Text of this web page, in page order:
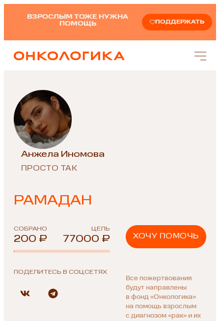
ВЗРОСЛЫМ ТОЖЕ НУЖНА
ПОМОЩЬ
ПОДДЕРЖАТЬ
Анжела Иномова
ПРОСТО ТАК
РАМАДАН
СОБРАНО ЦЕЛЬ
200 ₽ 77000 ₽
ПОДЕЛИТЕСЬ В СОЦСЕТЯХ
ХОЧУ ПОМОЧЬ
Все пожертвования
будут направлены
в фонд «Онкологика»
на помощь взрослым
с диагнозом «рак» и их